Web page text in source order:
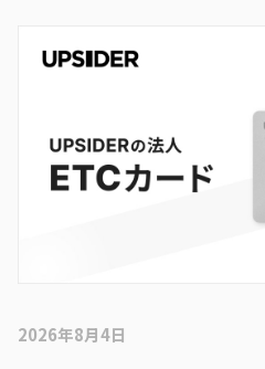
2026年8月4日